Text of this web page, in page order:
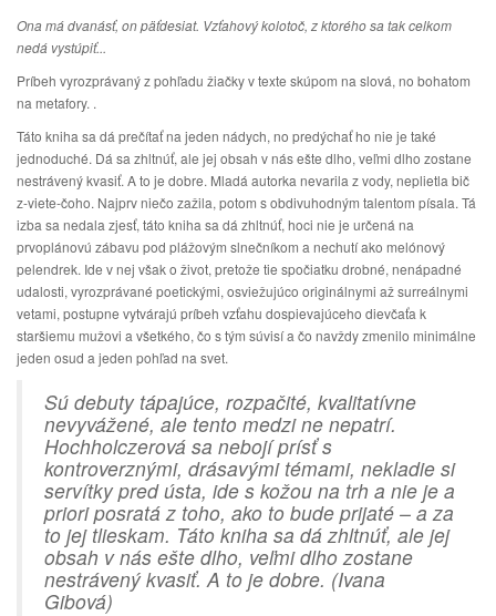
Ona má dvanásť, on päťdesiat. Vzťahový kolotoč, z ktorého sa tak celkom
nedá vystúpiť...
Príbeh vyrozprávaný z pohľadu žiačky v texte skúpom na slová, no bohatom
na metafory. .
Táto kniha sa dá prečítať na jeden nádych, no predýchať ho nie je také
jednoduché. Dá sa zhltnúť, ale jej obsah v nás ešte dlho, veľmi dlho zostane
nestrávený kvasiť. A to je dobre. Mladá autorka nevarila z vody, neplietla bič
z-viete-čoho. Najprv niečo zažila, potom s obdivuhodným talentom písala. Tá
izba sa nedala zjesť, táto kniha sa dá zhltnúť, hoci nie je určená na
prvoplánovú zábavu pod plážovým slnečníkom a nechutí ako melónový
pelendrek. Ide v nej však o život, pretože tie spočiatku drobné, nenápadné
udalosti, vyrozprávané poetickými, osviežujúco originálnymi až surreálnymi
vetami, postupne vytvárajú príbeh vzťahu dospievajúceho dievčaťa k
staršiemu mužovi a všetkého, čo s tým súvisí a čo navždy zmenilo minimálne
jeden osud a jeden pohľad na svet.
Sú debuty tápajúce, rozpačité, kvalitatívne
nevyvážené, ale tento medzi ne nepatrí.
Hochholczerová sa nebojí prísť s
kontroverznými, drásavými témami, nekladie si
servítky pred ústa, ide s kožou na trh a nie je a
priori posratá z toho, ako to bude prijaté – a za
to jej tlieskam. Táto kniha sa dá zhltnúť, ale jej
obsah v nás ešte dlho, veľmi dlho zostane
nestrávený kvasiť. A to je dobre. (Ivana
Gibová)